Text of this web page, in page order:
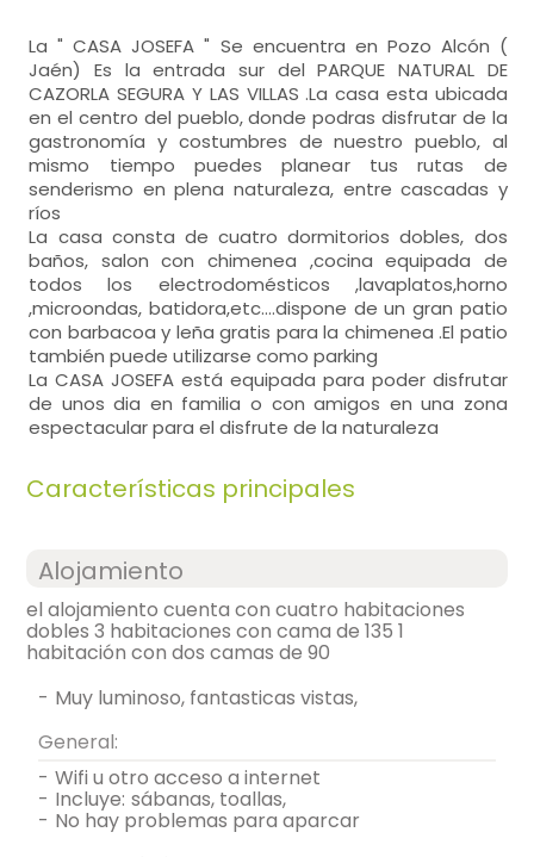
La " CASA JOSEFA " Se encuentra en Pozo Alcón (
Jaén) Es la entrada sur del PARQUE NATURAL DE
CAZORLA SEGURA Y LAS VILLAS .La casa esta ubicada
en el centro del pueblo, donde podras disfrutar de la
gastronomía y costumbres de nuestro pueblo, al
mismo tiempo puedes planear tus rutas de
senderismo en plena naturaleza, entre cascadas y
ríos
La casa consta de cuatro dormitorios dobles, dos
baños, salon con chimenea ,cocina equipada de
todos los electrodomésticos ,lavaplatos,horno
,microondas, batidora,etc....dispone de un gran patio
con barbacoa y leña gratis para la chimenea .El patio
también puede utilizarse como parking
La CASA JOSEFA está equipada para poder disfrutar
de unos dia en familia o con amigos en una zona
espectacular para el disfrute de la naturaleza
Características principales
Alojamiento
el alojamiento cuenta con cuatro habitaciones
dobles 3 habitaciones con cama de 135 1
habitación con dos camas de 90
-
muy luminoso, fantasticas vistas,
General:
-
wifi u otro acceso a internet
- incluye: sábanas, toallas,
-
no hay problemas para aparcar